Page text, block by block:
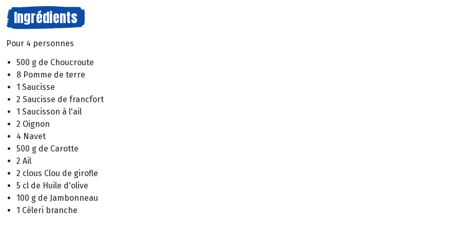
Ingrédients
Pour 4 personnes
500 g de Choucroute
8 Pomme de terre
1 Saucisse
2 Saucisse de francfort
1 Saucisson à l'ail
2 Oignon
4 Navet
500 g de Carotte
2 Ail
2 clous Clou de girofle
5 cl de Huile d'olive
100 g de Jambonneau
1 Céleri branche